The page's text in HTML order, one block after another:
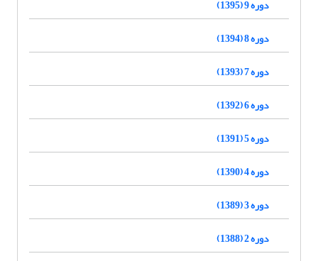
دوره 9 (1395)
دوره 8 (1394)
دوره 7 (1393)
دوره 6 (1392)
دوره 5 (1391)
دوره 4 (1390)
دوره 3 (1389)
دوره 2 (1388)